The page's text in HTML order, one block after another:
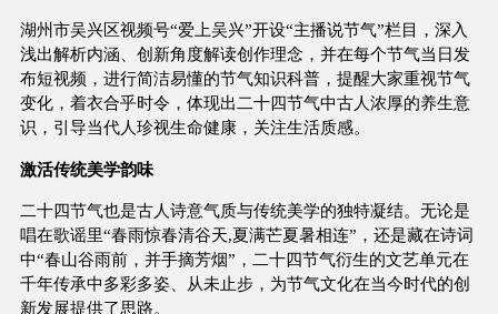
湖州市吴兴区视频号“爱上吴兴”开设“主播说节气”栏目，深入
浅出解析内涵、创新角度解读创作理念，并在每个节气当日发
布短视频，进行简洁易懂的节气知识科普，提醒大家重视节气
变化，着衣合乎时令，体现出二十四节气中古人浓厚的养生意
识，引导当代人珍视生命健康，关注生活质感。
激活传统美学韵味
二十四节气也是古人诗意气质与传统美学的独特凝结。无论是
唱在歌谣里“春雨惊春清谷天,夏满芒夏暑相连”，还是藏在诗词
中“春山谷雨前，并手摘芳烟”，二十四节气衍生的文艺单元在
千年传承中多彩多姿、从未止步，为节气文化在当今时代的创
新发展提供了思路。